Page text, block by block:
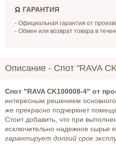
ГАРАНТИЯ
- Официальная гарантия от
- Обмен или возврат товара в
Описание - Спот "RAVA
Спот "RAVA CK100008-4" от
интересным решением основного
же прекрасно подчеркнет
Стоит добавить, что при
исключительно надежное сырье
гарантирует долгий срок